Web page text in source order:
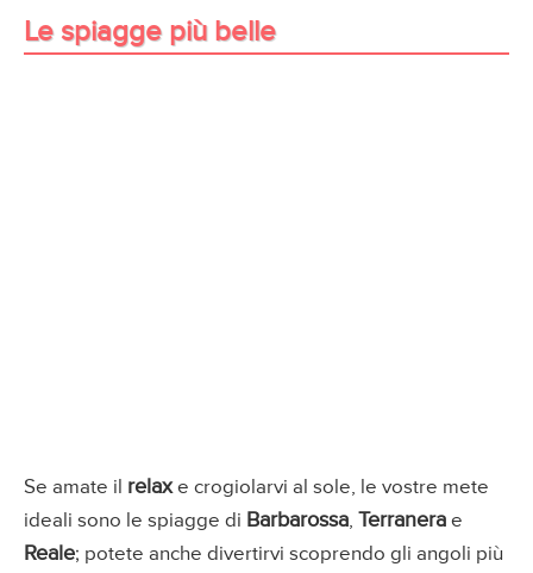
Le spiagge più belle
Se amate il relaxe crogiolarvi al sole, le vostre mete
ideali sono le spiagge di Barbarossa, Terranera e
Reale; potete anche divertirvi scoprendo gli angoli più